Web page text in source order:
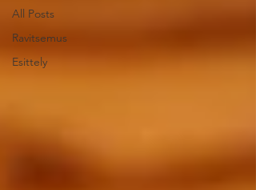
All Posts
Ravitsemus
Esittely